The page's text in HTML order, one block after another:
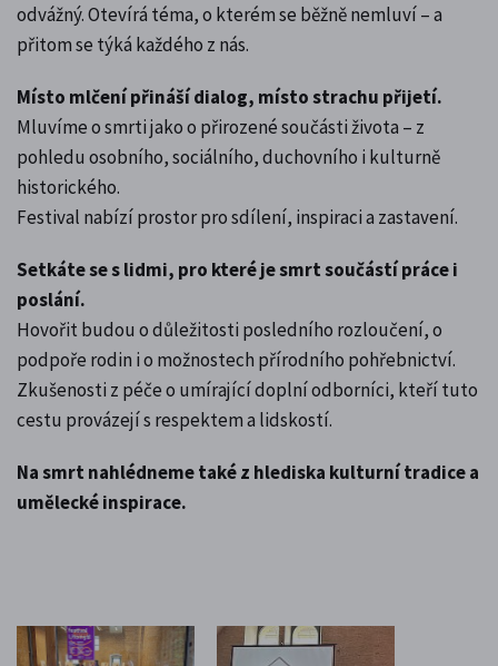
odvážný. Otevírá téma, o kterém se běžně nemluví – a
přitom se týká každého z nás.
Místo mlčení přináší dialog, místo strachu přijetí.
Mluvíme o smrti jako o přirozené součásti života – z
pohledu osobního, sociálního, duchovního i kulturně
historického.
Festival nabízí prostor pro sdílení, inspiraci a zastavení.
Setkáte se s lidmi, pro které je smrt součástí práce i
poslání.
Hovořit budou o důležitosti posledního rozloučení, o
podpoře rodin i o možnostech přírodního pohřebnictví.
Zkušenosti z péče o umírající doplní odborníci, kteří tuto
cestu provázejí s respektem a lidskostí.
Na smrt nahlédneme také z hlediska kulturní tradice a
umělecké inspirace.